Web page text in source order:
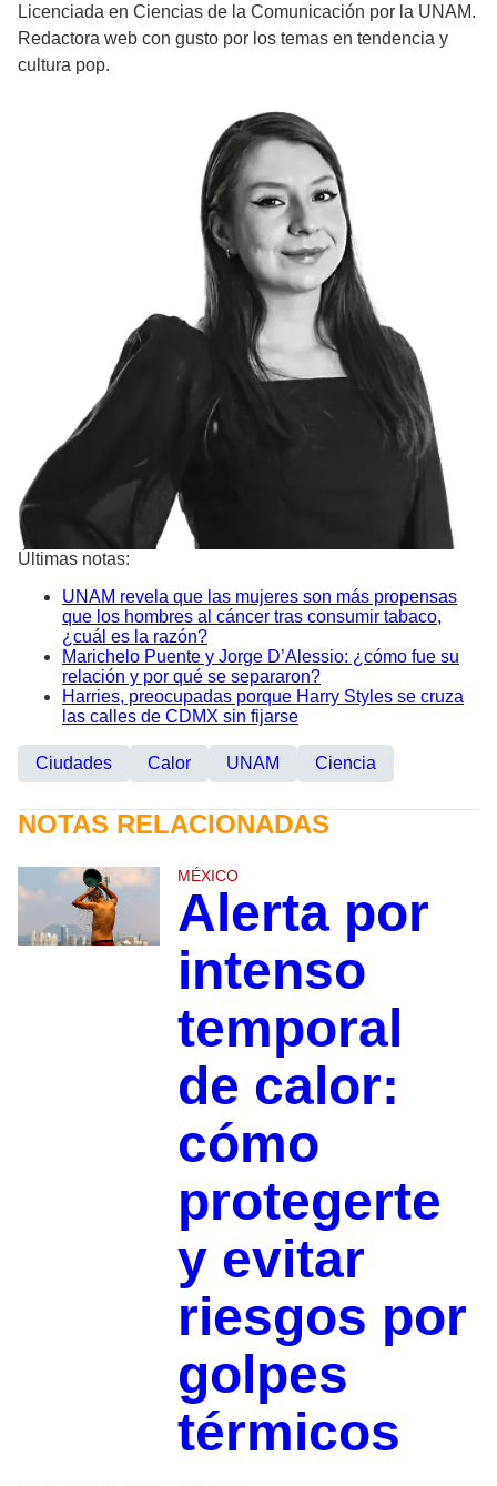
Licenciada en Ciencias de la Comunicación por la UNAM.
Redactora web con gusto por los temas en tendencia y
cultura pop.
Últimas notas:
UNAM revela que las mujeres son más propensas
que los hombres al cáncer tras consumir tabaco,
¿cuál es la razón?
Marichelo Puente y Jorge D’Alessio: ¿cómo fue su
relación y por qué se separaron?
Harries, preocupadas porque Harry Styles se cruza
las calles de CDMX sin fijarse
Ciudades Calor UNAM Ciencia
NOTAS RELACIONADAS
MÉXICO
Alerta por
intenso
temporal
de calor:
cómo
protegerte
y evitar
riesgos por
golpes
térmicos